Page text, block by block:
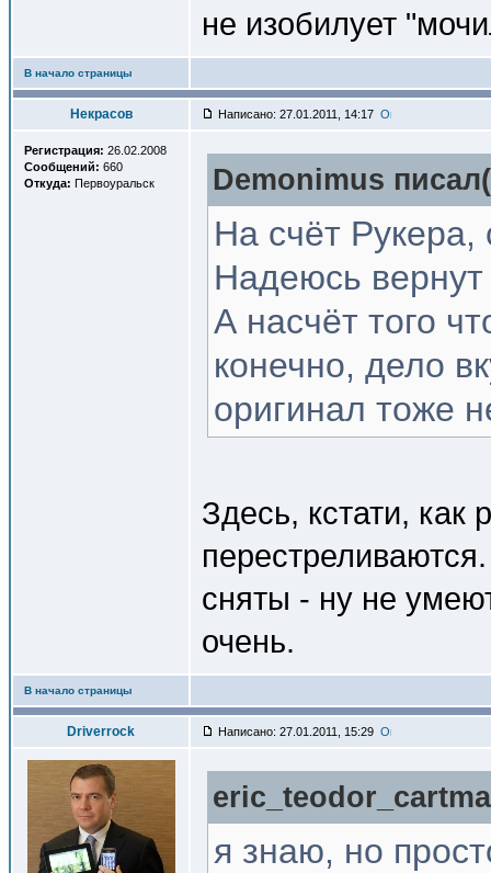
не изобилует
В начало страницы
Некрасов Написано: 27.01.2011, 14:17
Регистрация: 26.02.2008
Сообщений: 660
Откуда: Первоуральск Demonimus
На счёт Рукера,
Надеюсь вернут
А насчёт того
конечно, дело
оригинал тоже
Здесь, кстати, как
сняты - ну не
очень.
В начало страницы
Driverrock Написано: 27.01.2011, 15:29
я знаю, но